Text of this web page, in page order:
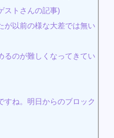
ストさんの記事)
が以前の様な大差では無い
るのが難しくなってきてい
すね。明日からのブロック